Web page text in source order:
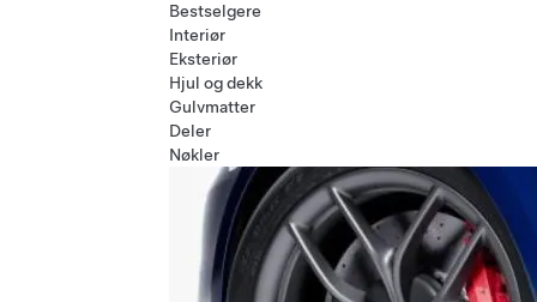
Bestselgere
Interiør
Eksteriør
Hjul og dekk
Gulvmatter
Deler
Nøkler